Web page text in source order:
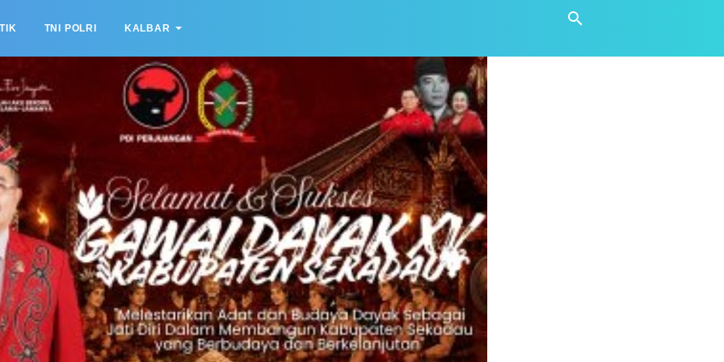
TNI POLRI KALBAR